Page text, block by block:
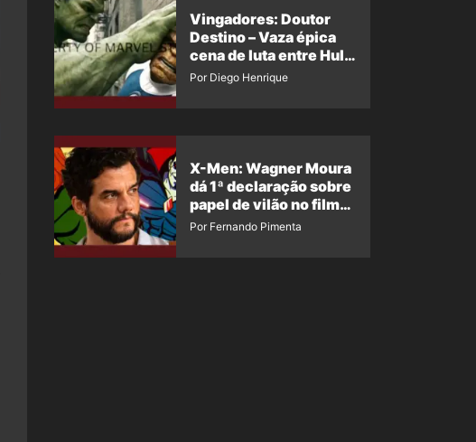
Vingadores: Doutor
Destino – Vaza épica
cena de luta entre Hulk
e o Coisa
Por Diego Henrique
X-Men: Wagner Moura
dá 1ª declaração sobre
papel de vilão no filme
da Marvel
Por Fernando Pimenta